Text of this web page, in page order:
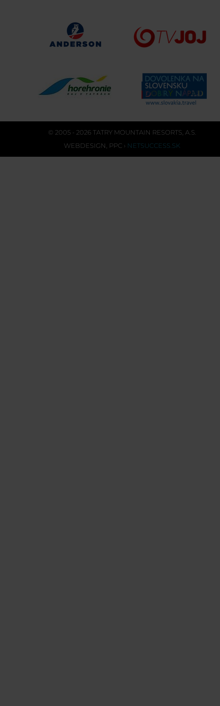
© 2005 - 2026 TATRY MOUNTAIN RESORTS, A.S.
WEBDESIGN PPC › NETSUCCESS.SK